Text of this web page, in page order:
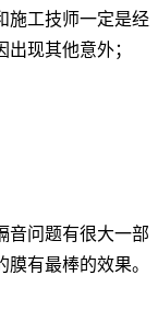
施工技师一定是经
现其他意外；
音问题有很大一部
有最棒的效果。